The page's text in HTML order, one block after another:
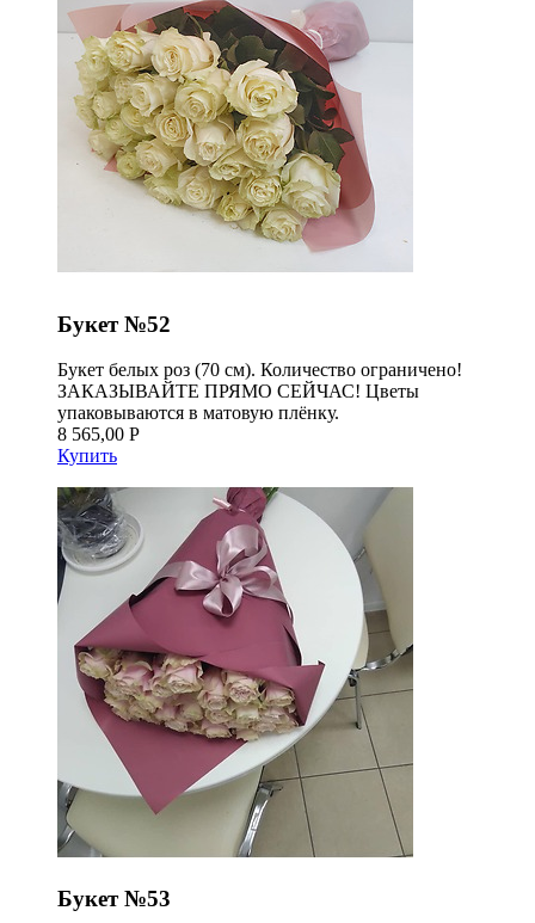
Букет №52
Букет белых роз (70 см). Количество ограничено!
ЗАКАЗЫВАЙТЕ ПРЯМО СЕЙЧАС! Цветы
упаковываются в матовую плёнку.
8 565,00 Р
Купить
Букет №53